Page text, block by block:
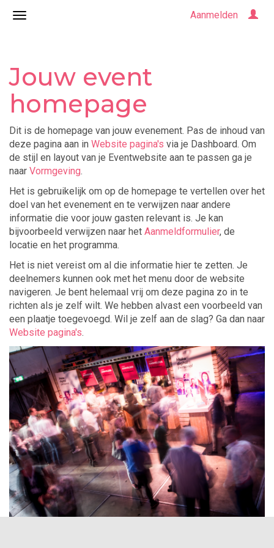
Aanmelden
Jouw event
homepage
Dit is de homepage van jouw evenement. Pas de inhoud van
deze pagina aan in Website pagina's via je Dashboard. Om
de stijl en layout van je Eventwebsite aan te passen ga je
naar Vormgeving.
Het is gebruikelijk om op de homepage te vertellen over het
doel van het evenement en te verwijzen naar andere
informatie die voor jouw gasten relevant is. Je kan
bijvoorbeeld verwijzen naar het Aanmeldformulier, de
locatie en het programma.
Het is niet vereist om al die informatie hier te zetten. Je
deelnemers kunnen ook met het menu door de website
navigeren. Je bent helemaal vrij om deze pagina zo in te
richten als je zelf wilt. We hebben alvast een voorbeeld van
een plaatje toegevoegd. Wil je zelf aan de slag? Ga dan naar
Website pagina's.